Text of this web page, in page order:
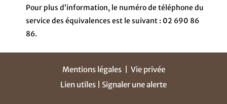
Pour plus d’information, le numéro de téléphone du
service des équivalences est le suivant : 02 690 86
86.
Mentions légales| Vie privée
Lien utiles | Signaler une alerte